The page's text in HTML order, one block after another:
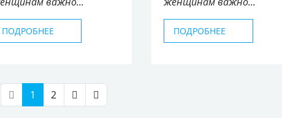
ПОДРОБНЕЕ ПОДРОБНЕЕ
1 2